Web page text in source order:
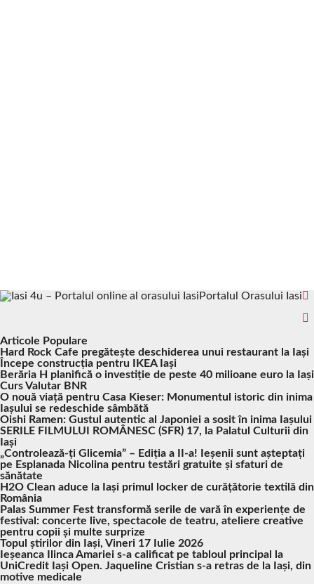
Portalul Orasului Iasi
Articole Populare
Hard Rock Cafe pregătește deschiderea unui restaurant la Iași
Începe construcția pentru IKEA Iași
Berăria H planifică o investiție de peste 40 milioane euro la Iași
Curs Valutar BNR
O nouă viață pentru Casa Kieser: Monumentul istoric din inima
Iașului se redeschide sâmbătă
Oishi Ramen: Gustul autentic al Japoniei a sosit în inima Iașului
SERILE FILMULUI ROMÂNESC (SFR) 17, la Palatul Culturii din
Iași
„Controlează-ți Glicemia” – Ediția a II-a! Ieșenii sunt așteptați
pe Esplanada Nicolina pentru testări gratuite și sfaturi de
sănătate
H2O Clean aduce la Iași primul locker de curățătorie textilă din
România
Palas Summer Fest transformă serile de vară în experiențe de
festival: concerte live, spectacole de teatru, ateliere creative
pentru copii și multe surprize
Topul știrilor din Iași, Vineri 17 Iulie 2026
Ieșeanca Ilinca Amariei s-a calificat pe tabloul principal la
UniCredit Iași Open. Jaqueline Cristian s-a retras de la Iași, din
motive medicale